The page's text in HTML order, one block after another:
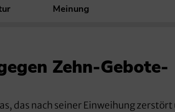
Meinung
Zehn-Gebote-
das nach seiner Einweihung zerstört